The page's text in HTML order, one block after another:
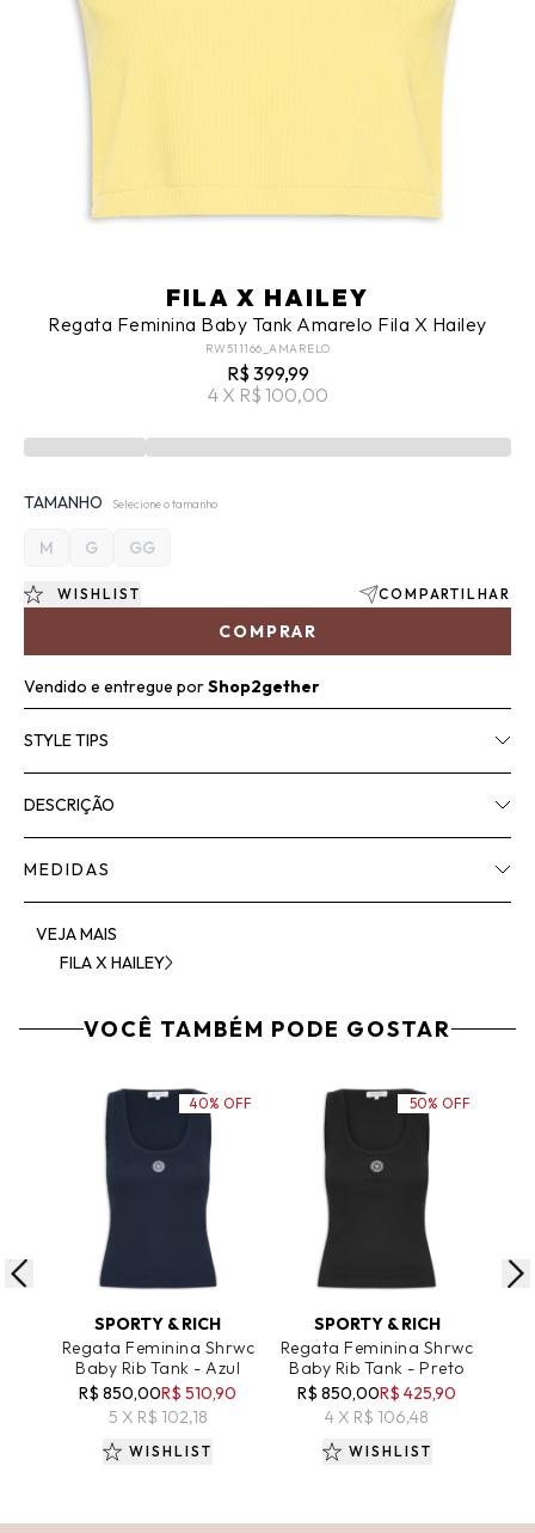
FILA X HAILEY
Regata Feminina Baby Tank Amarelo Fila X Hailey
RW511166_AMARELO
R$ 399,99
4 X R$ 100,00
TAMANHO Selecione o tamanho
M G GG
COMPRAR
WISHLIST COMPARTILHAR
Vendido e entregue porShop2gether
STYLE TIPS
DESCRIÇÃO
MEDIDAS
VEJA MAIS
FILA X HAILEY
VOCÊ TAMBÉM PODE GOSTAR
ADICIONAR AO CARRINHO
SPORTY & RICH
Regata Feminina Shrwc
Baby Rib Tank - Azul
R$ 850,00R$ 510,90
5 X R$ 102,18
40% OFF
WISHLIST
ADICIONAR AO CARRINHO
SPORTY & RICH
Regata Feminina Shrwc
Baby Rib Tank - Preto
R$ 850,00R$ 425,90
4 X R$ 106,48
50% OFF
WISHLIST